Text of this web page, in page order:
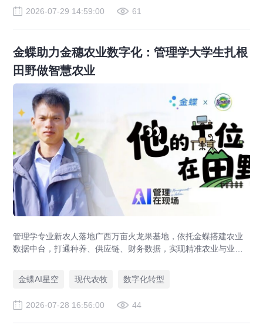
2026-07-29 14:59:00 61
金蝶助力金穗农业数字化：管理学大学生扎根
田野做智慧农业
管理学专业新农人落地广西万亩火龙果基地，依托金蝶搭建农业
数据中台，打通种养、供应链、财务数据，实现精准农业与业财
金蝶AI星空
现代农牧 数字化转型
2026-07-28 16:56:00 44